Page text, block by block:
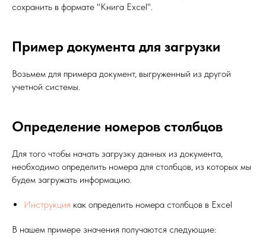
сохранить в формате "Книга Excel".
Пример документа для загрузки
Возьмем для примера документ, выгруженный из другой
учетной системы.
Определение номеров столбцов
Для того чтобы начать загрузку данных из документа,
необходимо определить номера для столбцов, из которых мы
будем загружать информацию.
Инструкция как определить номера столбцов в Excel
В нашем примере значения получаются следующие: